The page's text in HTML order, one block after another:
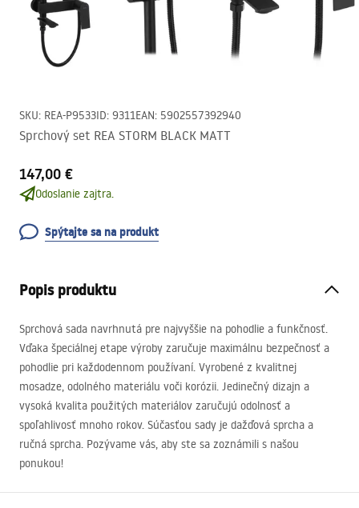
SKU: REA-P9533ID: 9311EAN: 5902557392940
Sprchový set REA STORM BLACK MATT
147,00 €
Odoslanie zajtra.
Spýtajte sa na produkt
Popis produktu
Sprchová sada navrhnutá pre najvyššie na pohodlie a funkčnosť.
Vďaka špeciálnej etape výroby zaručuje maximálnu bezpečnosť a
pohodlie pri každodennom používaní. Vyrobené z kvalitnej
mosadze, odolného materiálu voči korózii. Jedinečný dizajn a
vysoká kvalita použitých materiálov zaručujú odolnosť a
spoľahlivosť mnoho rokov. Súčasťou sady je dažďová sprcha a
ručná sprcha. Pozývame vás, aby ste sa zoznámili s našou
ponukou!